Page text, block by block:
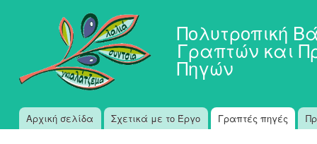
Πολυτροπική
Γραπτών και
Πηγών
Κύριο μενού
Αρχική σελίδα Σχετικά με το Έργο Γραπτές πηγές